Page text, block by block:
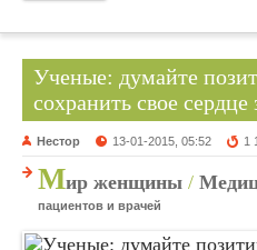
Ученые: думайте
сохранить свое
Нестор 13-01-2015, 05:52 1
Мир женщины /
пациентов и врачей